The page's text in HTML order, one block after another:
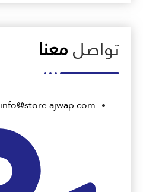
تواصلمعنا
info@store.ajwap.com